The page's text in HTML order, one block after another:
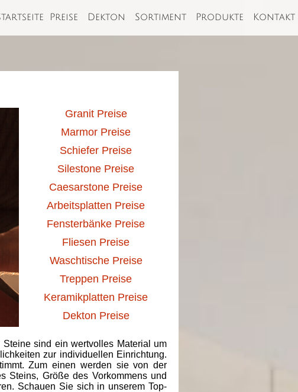
Preise Dekton Sortiment Produkte Kontakt
Granit Preise
Marmor Preise
Schiefer Preise
Silestone Preise
Caesarstone Preise
Arbeitsplatten Preise
Fensterbänke Preise
Fliesen Preise
Waschtische Preise
Treppen Preise
Keramikplatten Preise
Dekton Preise
sind ein wertvolles Material um
zur individuellen Einrichtung.
Zum einen werden sie von der
Steins, Größe des Vorkommens und
Schauen Sie sich in unserem Top-